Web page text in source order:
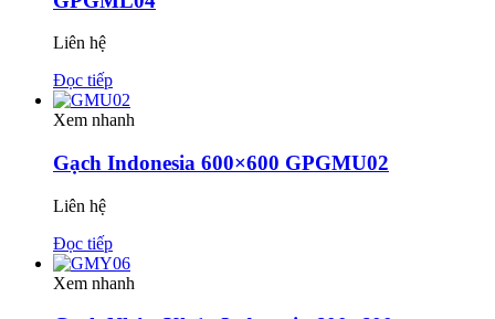
Liên hệ
Đọc tiếp
Xem nhanh
Gạch Indonesia 600×600 GPGMU02
Liên hệ
Đọc tiếp
Xem nhanh